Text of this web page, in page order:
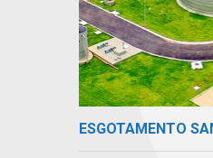
ESGOTAMENTO